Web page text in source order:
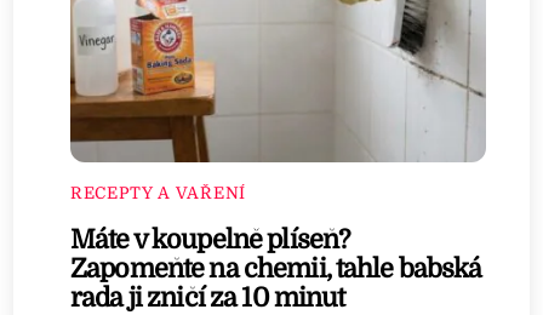
RECEPTY A VAŘENÍ
Máte v koupelně plíseň?
Zapomeňte na chemii, tahle babská
rada ji zničí za 10 minut